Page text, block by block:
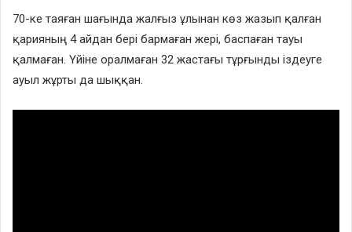
70-ке таяған шағында жалғыз ұлынан көз жазып қалған
қарияның 4 айдан бері бармаған жері, баспаған тауы
қалмаған. Үйіне оралмаған 32 жастағы тұрғынды іздеуге
ауыл жұрты да шыққан.